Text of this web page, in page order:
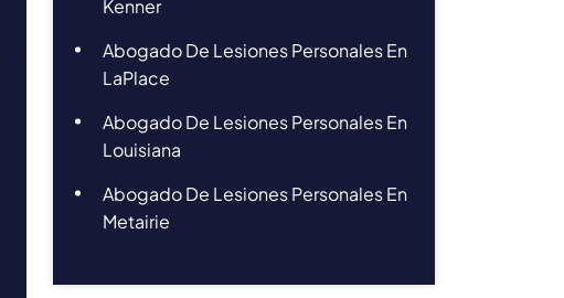
Kenner
Abogado De Lesiones Personales En
LaPlace
Abogado De Lesiones Personales En
Louisiana
Abogado De Lesiones Personales En
Metairie